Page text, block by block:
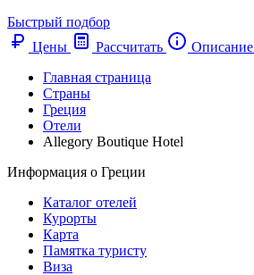
Быстрый подбор
Цены
Рассчитать Описание
Главная страница
Cтраны
Греция
Отели
Allegory Boutique Hotel
Информация о Греции
Каталог отелей
Курорты
Карта
Памятка туристу
Виза